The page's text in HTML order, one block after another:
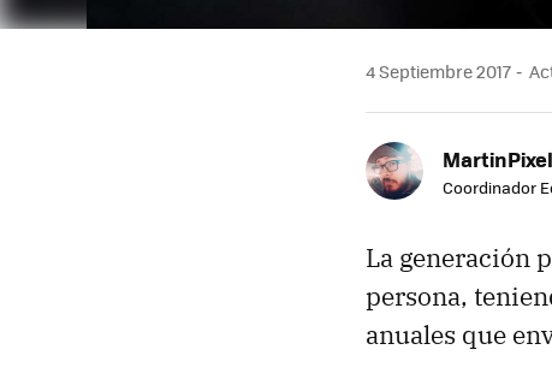
4 Septiembre 2017
MartinPixel
Coordinador
La generación
persona,
anuales que